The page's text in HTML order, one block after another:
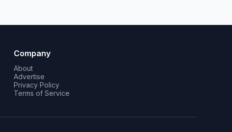
Company
About
Advertise
Privacy Policy
Terms of Service